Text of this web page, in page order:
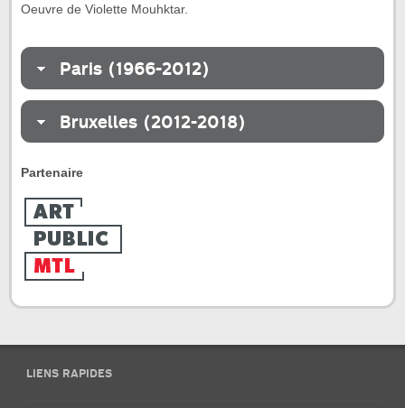
Oeuvre de Violette Mouhktar.
Paris (1966-2012)
Bruxelles (2012-2018)
Partenaire
LIENS RAPIDES